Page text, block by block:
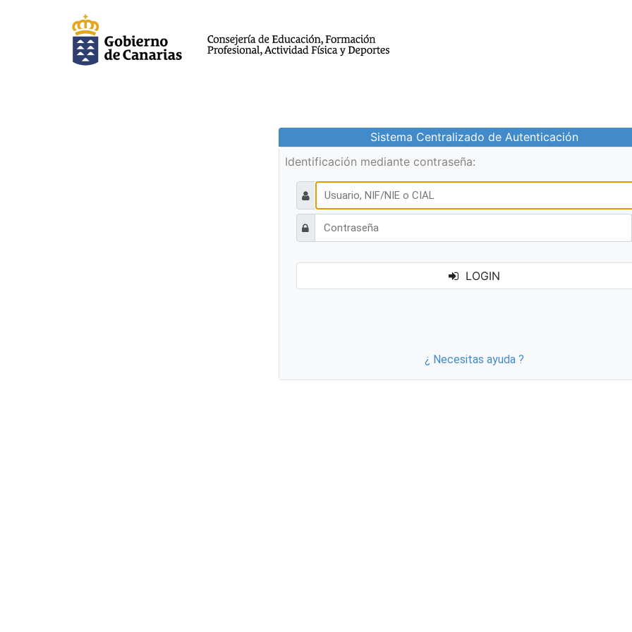
Sistema Centralizado de Autenticación
Identificación mediante contraseña:
LOGIN
¿ Necesitas ayuda ?